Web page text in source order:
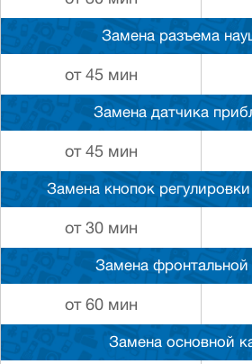
Замена разъема
от 45 мин
Замена датчика
от 45 мин
Замена кнопок
от 30 мин
Замена
от 60 мин
Замена основной